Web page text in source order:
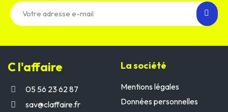
C l'affaire
05 56 23 62 87
sav@claffaire.fr
La société
Mentions légales
Données personnelles